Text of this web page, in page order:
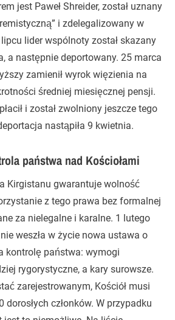
jest Paweł Shreider, został uznany
i zdelegalizowany w
lider wspólnoty został skazany
a następnie deportowany. 25 marca
zamienił wyrok więzienia na
średniej miesięcznej pensji.
i został zwolniony jeszcze tego
nastąpiła 9 kwietnia.
państwa nad Kościołami
Kirgistanu gwarantuje wolność
z tego prawa bez formalnej
za nielegalne i karalne. 1 lutego
weszła w życie nowa ustawa o
kontrolę państwa: wymogi
rygorystyczne, a kary surowsze.
zarejestrowanym, Kościół musi
członków. W przypadku